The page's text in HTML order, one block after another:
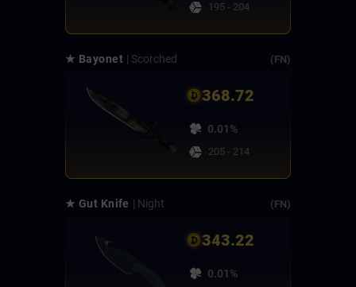
195 - 204
★ Bayonet | Scorched (FN)
368.72
0.01%
205 - 214
★ Gut Knife | Night (FN)
343.22
0.01%